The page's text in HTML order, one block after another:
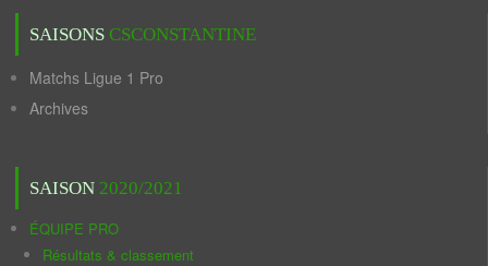
SAISONS CSCONSTANTINE
Matchs Ligue 1 Pro
Archives
SAISON 2020/2021
ÉQUIPE PRO
Résultats & classement